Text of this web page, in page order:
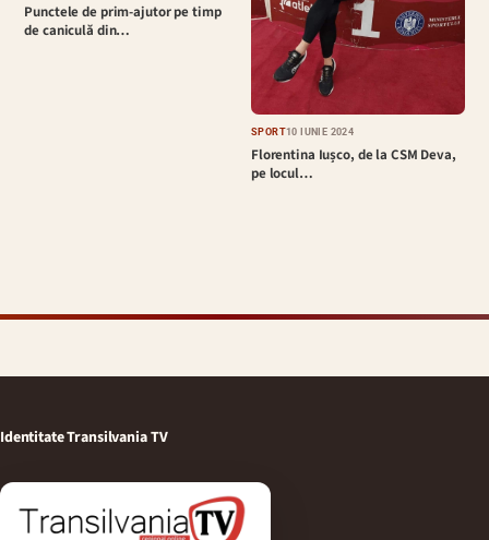
Punctele de prim-ajutor pe timp
de caniculă din…
SPORT10 IUNIE 2024
Florentina Iușco, de la CSM Deva,
pe locul…
Identitate Transilvania TV